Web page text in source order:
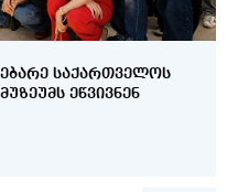
ᲡᲐᲥᲐᲠᲗᲕᲔᲚᲝᲡ
ᲔᲬᲕᲘᲕᲜᲔᲜ